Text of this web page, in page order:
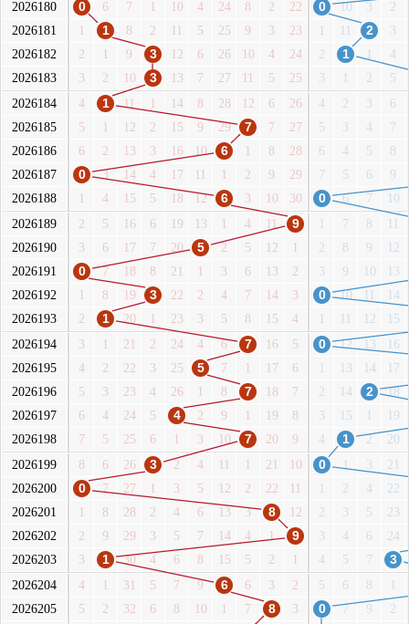
2026180
0 6 7 1 10 4 24 8 2 22 0 10 3
2
2026181
1 1 8 2 11 5 25 9 3 23 1 11 2
3
2026182
2 1 9 3 12 6 26 10 4 24 2 1 1
4
2026183
3 2 10 3 13 7 27 11 5 25 3 1 2
5
2026184
4 1 11 1 14 8 28 12 6 26 4 2 3
6
2026185
5 1 12 2 15 9 29 7 7 27 5 3 4
7
2026186
6 2 13 3 16 10 6 1 8 28 6 4 5
8
2026187
0 3 14 4 17 11 1 2 9 29 7 5 6
9
2026188
1 4 15 5 18 12 6 3 10 30 0 6 7
10
2026189
2 5 16 6 19 13 1 4 11 9 1 7 8
11
2026190
3 6 17 7 20 5 2 5 12 1 2 8 9
12
2026191
0 7 18 8 21 1 3 6 13 2 3 9 10
13
2026192
1 8 19 3 22 2 4 7 14 3 0 10 11
14
2026193
2 1 20 1 23 3 5 8 15 4 1 11 12
15
2026194
3 1 21 2 24 4 6 7 16 5 0 12 13
16
2026195
4 2 22 3 25 5 7 1 17 6 1 13 14
17
2026196
5 3 23 4 26 1 8 7 18 7 2 14 2
18
2026197
6 4 24 5 4 2 9 1 19 8 3 15 1
19
2026198
7 5 25 6 1 3 10 7 20 9 4 1 2
20
2026199
8 6 26 3 2 4 11 1 21 10 0 1 3
21
2026200
0 7 27 1 3 5 12 2 22 11 1 2 4
22
2026201
1 8 28 2 4 6 13 3 8 12 2 3 5
23
2026202
2 9 29 3 5 7 14 4 1 9 3 4 6
24
2026203
3 1 30 4 6 8 15 5 2 1 4 5 7
3
2026204
4 1 31 5 7 9 6 6 3 2 5 6 8
1
2026205
5 2 32 6 8 10 1 7 8 3 0 7 9
2